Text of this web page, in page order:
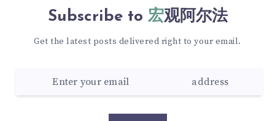
Subscribe to 宏观阿尔法
Get the latest posts delivered right to your email.